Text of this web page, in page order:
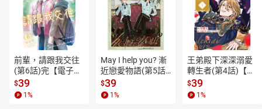
前輩，請跟我交往
(第6話)完【電子
書】
$39
1 %
May I help you? 漸
近戀愛物語(第5話)
【電子書】
$39
1 %
王弟殿下深深溺愛
轉生者(第4話)【電
子書】
$39
1 %